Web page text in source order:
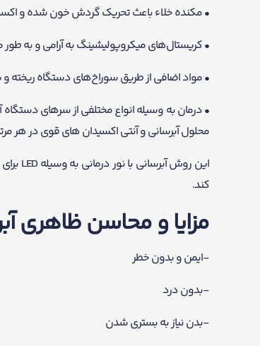
• مکنده خلاء باعث تحریک گردش خون شده و
• کریستال‌های میکروپولیشینگ به آرامی و به
• مواد اضافی از طریق سوراخ‌های دستگاه
• درمان به وسیله انواع مختلفی از سرهای
محلول آبرسانی و آنتی اکسیدان های قوی در هر
این روش آبرسانی با نور درمانی به وسیله LED برای بهبود نتایج مورد استفاده قرار می‌گیرد. برای نتیجه بهتر در
کند.
مزایا و محاسن ظاهری
-ایمن و بدون خطر
-بدون درد
-بدن نیاز به بستری شدن